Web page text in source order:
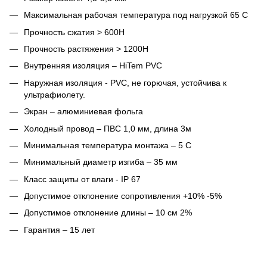
Максимальная рабочая температура под нагрузкой 65 С
Прочность сжатия > 600H
Прочность растяжения > 1200H
Внутренняя изоляция – HiTem PVC
Наружная изоляция - PVC, не горючая, устойчива к
ультрафиолету.
Экран – алюминиевая фольга
Холодный провод – ПВС 1,0 мм, длина 3м
Минимальная температура монтажа – 5 С
Минимальный диаметр изгиба – 35 мм
Класс защиты от влаги - IP 67
Допустимое отклонение сопротивления +10% -5%
Допустимое отклонение длины – 10 см 2%
Гарантия – 15 лет